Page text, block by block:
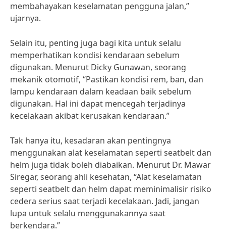
membahayakan keselamatan pengguna jalan,”
ujarnya.
Selain itu, penting juga bagi kita untuk selalu
memperhatikan kondisi kendaraan sebelum
digunakan. Menurut Dicky Gunawan, seorang
mekanik otomotif, “Pastikan kondisi rem, ban, dan
lampu kendaraan dalam keadaan baik sebelum
digunakan. Hal ini dapat mencegah terjadinya
kecelakaan akibat kerusakan kendaraan.”
Tak hanya itu, kesadaran akan pentingnya
menggunakan alat keselamatan seperti seatbelt dan
helm juga tidak boleh diabaikan. Menurut Dr. Mawar
Siregar, seorang ahli kesehatan, “Alat keselamatan
seperti seatbelt dan helm dapat meminimalisir risiko
cedera serius saat terjadi kecelakaan. Jadi, jangan
lupa untuk selalu menggunakannya saat
berkendara.”